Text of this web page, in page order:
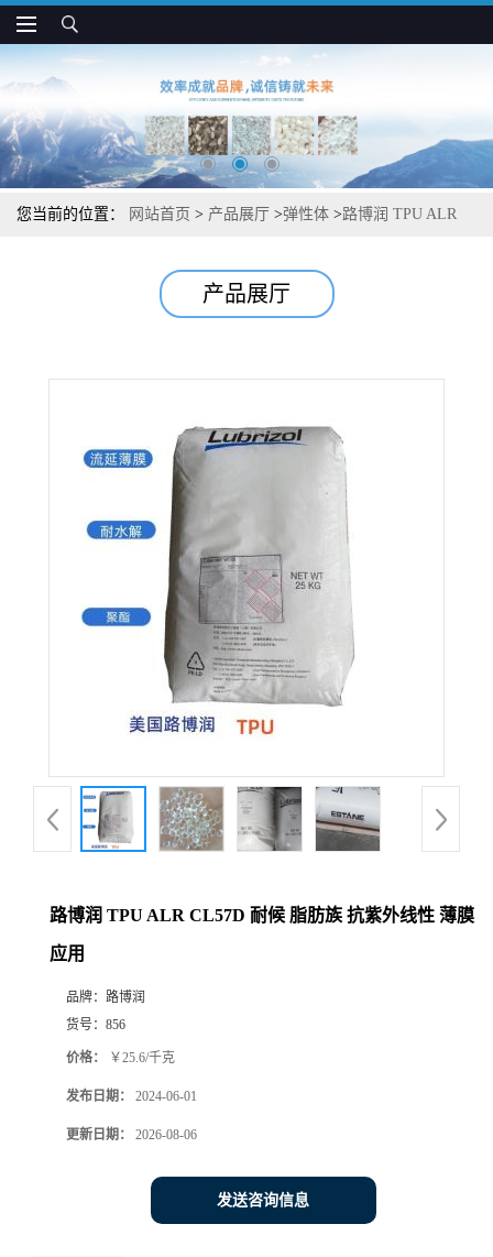
您当前的位置： 网站首页 > 产品展厅 >弹性体 >路博润 TPU ALR
产品展厅
路博润 TPU ALR CL57D 耐候 脂肪族 抗紫外线性 薄膜
应用
品牌： 路博润
货号： 856
价格： ￥25.6/千克
发布日期： 2024-06-01
更新日期： 2026-08-06
发送咨询信息